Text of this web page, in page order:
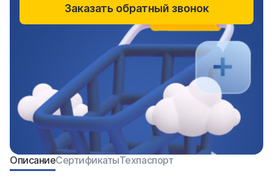
ОписаниеСертификатыТехпаспорт
Заказать обратный звонок